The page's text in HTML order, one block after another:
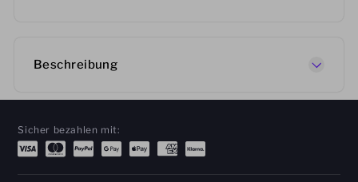
Beschreibung
Sicher bezahlen mit: